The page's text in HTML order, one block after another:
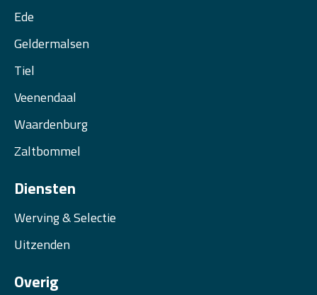
Ede
Geldermalsen
Tiel
Veenendaal
Waardenburg
Zaltbommel
Diensten
Werving & Selectie
Uitzenden
Overig